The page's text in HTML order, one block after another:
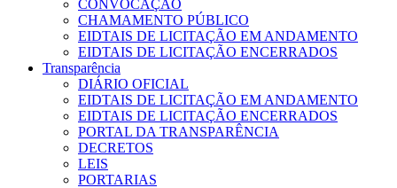
CONVOCAÇÃO
CHAMAMENTO PÚBLICO
EIDTAIS DE LICITAÇÃO EM ANDAMENTO
EIDTAIS DE LICITAÇÃO ENCERRADOS
Transparência
DIÁRIO OFICIAL
EIDTAIS DE LICITAÇÃO EM ANDAMENTO
EIDTAIS DE LICITAÇÃO ENCERRADOS
PORTAL DA TRANSPARÊNCIA
DECRETOS
LEIS
PORTARIAS